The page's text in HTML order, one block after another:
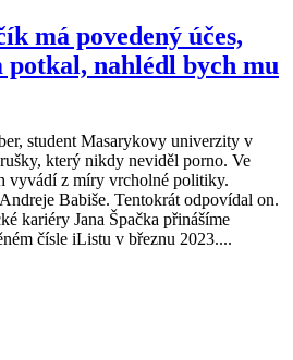
má povedený účes,
potkal, nahlédl bych mu
student Masarykovy univerzity v
který nikdy neviděl porno. Ve
vyvádí z míry vrcholné politiky.
Babiše. Tentokrát odpovídal on.
kariéry Jana Špačka přinášíme
čísle iListu v březnu 2023....